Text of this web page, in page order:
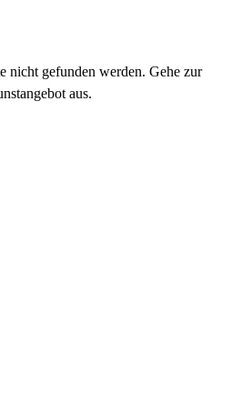
nicht gefunden werden. Gehe zur
aus.